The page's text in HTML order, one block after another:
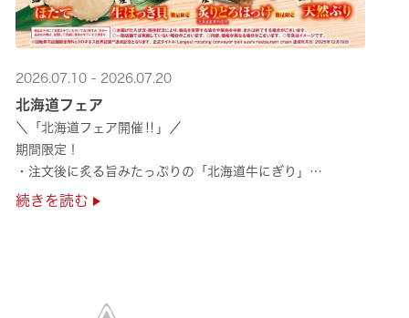
2026.07.10 - 2026.07.20
北海道フェア
＼「北海道フェア開催‼」／
期間限定！
・注文後に炙る旨みたっぷりの「北海道牛にぎり」
・濃厚な甘みの「北海道ほたて」
続きを読む